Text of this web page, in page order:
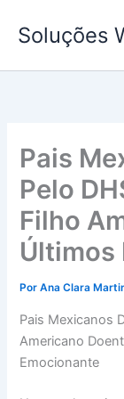
para
conteúdo
Soluções
Pais
Pelo
Filho
Últimos
PorAna Clara
Pais Mexicanos
Americano
Emocionante